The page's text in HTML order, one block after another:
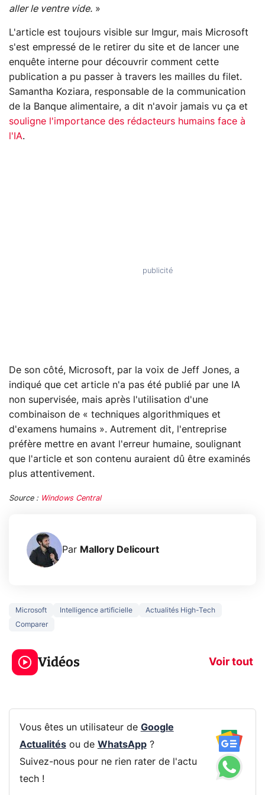
aller le ventre vide. »
L'article est toujours visible sur Imgur, mais Microsoft
s'est empressé de le retirer du site et de lancer une
enquête interne pour découvrir comment cette
publication a pu passer à travers les mailles du filet.
Samantha Koziara, responsable de la communication
de la Banque alimentaire, a dit n'avoir jamais vu ça et
souligne l'importance des rédacteurs humains face à
l'IA.
De son côté, Microsoft, par la voix de Jeff Jones, a
indiqué que cet article n'a pas été publié par une IA
non supervisée, mais après l'utilisation d'une
combinaison de « techniques algorithmiques et
d'examens humains ». Autrement dit, l'entreprise
préfère mettre en avant l'erreur humaine, soulignant
que l'article et son contenu auraient dû être examinés
plus attentivement.
Source : Windows Central
Par Mallory Delicourt
Microsoft Intelligence artificielle
Actualités High-Tech
Comparer
Vidéos Voir tout
3 écrans en 1 pour
319€ ? Voici L'AOC
CQ32G4ZA !
prochaine
Vous êtes un utilisateur de Google
Actualitésou de WhatsApp?
Suivez-nous pour ne rien rater de l'actu
tech !